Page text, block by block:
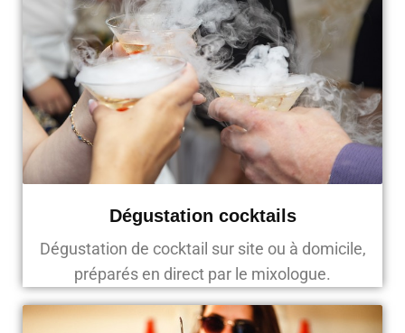
Dégustation cocktails
Dégustation de cocktail sur site ou à domicile,
préparés en direct par le mixologue.